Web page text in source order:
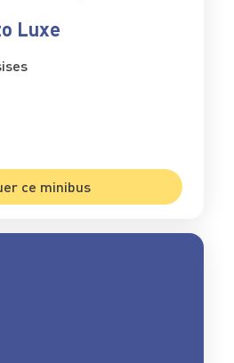
Luxe
ce minibus